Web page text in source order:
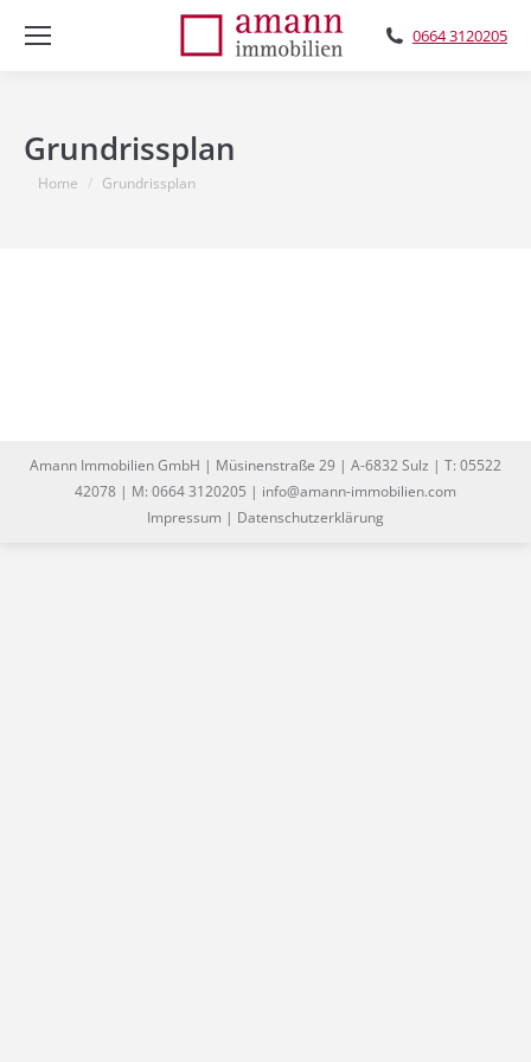
0664 3120205
Grundrissplan
You are here:
Home Grundrissplan
Amann Immobilien GmbH | Müsinenstraße 29 | A-6832 Sulz | T: 05522
42078 | M: 0664 3120205 | info@amann-immobilien.com
Impressum | Datenschutzerklärung